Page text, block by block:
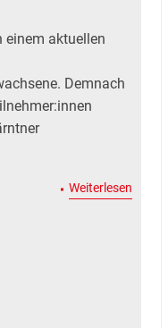
einem aktuellen
Demnach
Weiterlesen :